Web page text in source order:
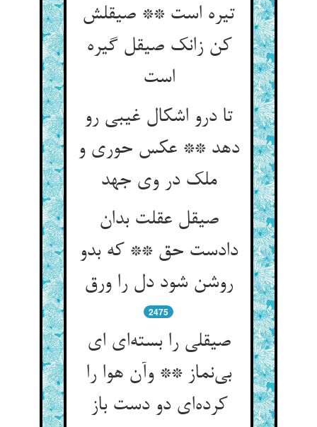
تیره است ** صیقلش
کن زانک صیقل گیره
است
تا درو اشکال غیبی رو
دهد ** عکس حوری و
ملک در وی جهد
صیقل عقلت بدان
دادست حق ** که بدو
روشن شود دل را ورق
2475
صیقلی را بسته‌ای ای
بی‌نماز ** وآن هوا را
کرده‌ای دو دست باز